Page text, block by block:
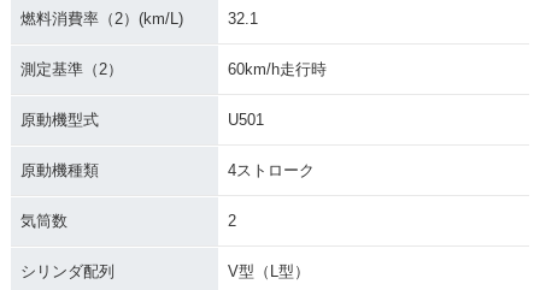
燃料消費率（2）(km/L) 32.1
測定基準（2） 60km/h走行時
原動機型式 U501
原動機種類 4ストローク
気筒数 2
シリンダ配列 V型（L型）